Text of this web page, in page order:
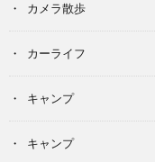
カメラ散歩
カーライフ
キャンプ
キャンプ